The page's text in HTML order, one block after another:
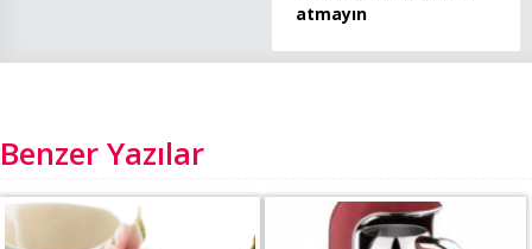
atmayın
Benzer Yazılar